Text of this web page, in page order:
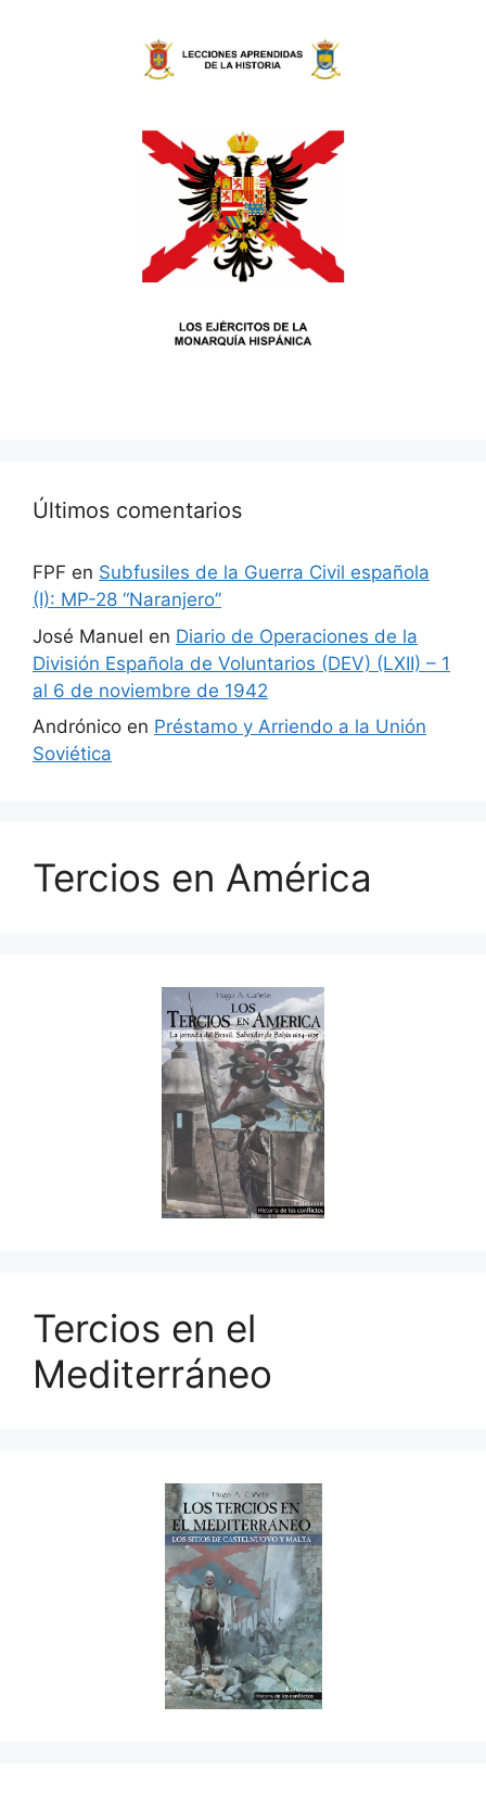
Últimos comentarios
FPF en Subfusiles de la Guerra Civil española
(I): MP-28 “Naranjero”
José Manuel en Diario de Operaciones de la
División Española de Voluntarios (DEV) (LXII) – 1
al 6 de noviembre de 1942
Andrónico en Préstamo y Arriendo a la Unión
Soviética
Tercios en América
Tercios en el
Mediterráneo